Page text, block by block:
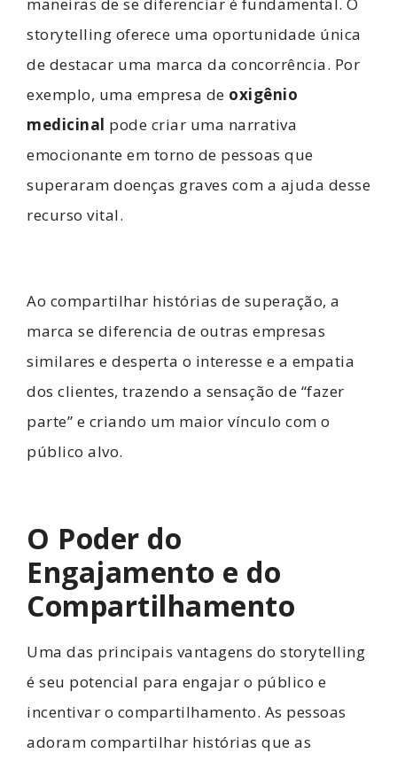
storytelling oferece uma oportunidade única
de destacar uma marca da concorrência. Por
exemplo, uma empresa de oxigênio
medicinal pode criar uma narrativa
emocionante em torno de pessoas que
superaram doenças graves com a ajuda desse
recurso vital.
Ao compartilhar histórias de superação, a
marca se diferencia de outras empresas
similares e desperta o interesse e a empatia
dos clientes, trazendo a sensação de “fazer
parte” e criando um maior vínculo com o
público alvo.
O Poder do
Engajamento e do
Compartilhamento
Uma das principais vantagens do storytelling
é seu potencial para engajar o público e
incentivar o compartilhamento. As pessoas
adoram compartilhar histórias que as